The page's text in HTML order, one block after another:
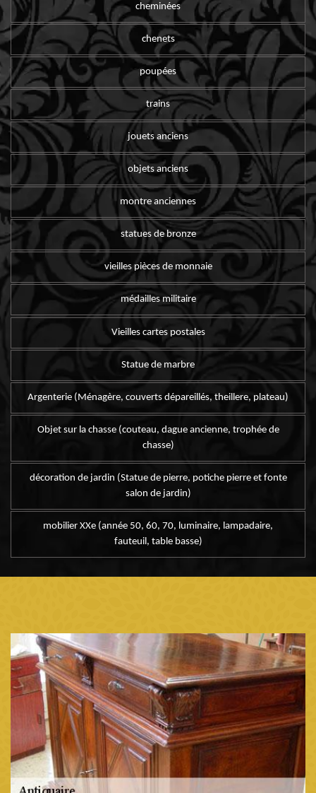
cheminées
chenets
poupées
trains
jouets anciens
objets anciens
montre anciennes
statues de bronze
vieilles pièces de monnaie
médailles militaire
Vieilles cartes postales
Statue de marbre
Argenterie (Ménagère, couverts dépareillés, theillere, plateau)
Objet sur la chasse (couteau, dague ancienne, trophée de
chasse)
décoration de jardin (Statue de pierre, potiche pierre et fonte
salon de jardin)
mobilier XXe (année 50, 60, 70, luminaire, lampadaire,
fauteuil, table basse)